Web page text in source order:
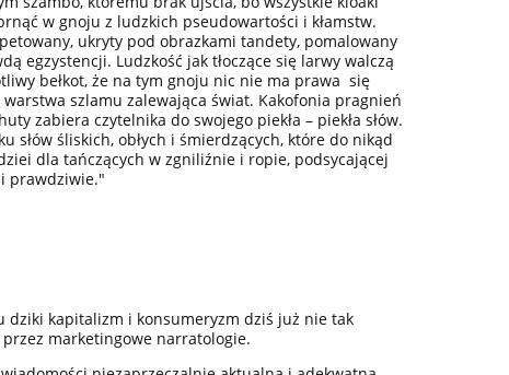
w gnoju z ludzkich pseudowartości i kłamstw.
ukryty pod obrazkami tandety, pomalowany
egzystencji. Ludzkość jak tłoczące się larwy walczą
bełkot, że na tym gnoju nic nie ma prawa się
warstwa szlamu zalewająca świat. Kakofonia pragnień
zabiera czytelnika do swojego piekła – piekła słów.
słów śliskich, obłych i śmierdzących, które do nikąd
dla tańczących w zgniliźnie i ropie, podsycającej
prawdziwie."
dziki kapitalizm i konsumeryzm dziś już nie tak
marketingowe narratologie.